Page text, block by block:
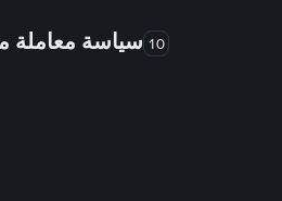
10 سياسة